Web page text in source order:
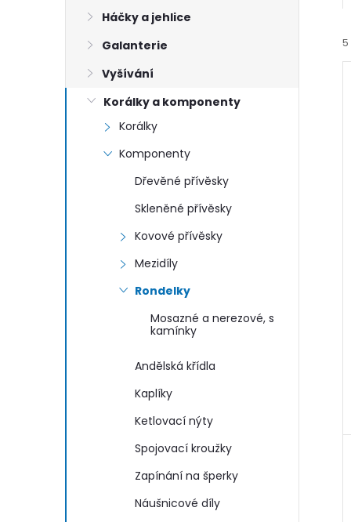
Háčky a jehlice
Galanterie
Vyšívání
Korálky a komponenty
Korálky
Komponenty
Dřevěné přívěsky
Skleněné přívěsky
Kovové přívěsky
Mezidíly
Rondelky
Mosazné a nerezové, s
kamínky
Andělská křídla
Kaplíky
Ketlovací nýty
Spojovací kroužky
Zapínání na šperky
Náušnicové díly
a5